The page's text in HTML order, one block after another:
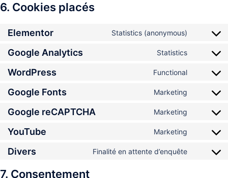
6. Cookies placés
Elementor Statistics (anonymous)
Consent
elementor
Google Analytics Statistics
Consent
google-
WordPress Functional
Consent
Google Fonts Marketing
Consent
google-
Google reCAPTCHA Marketing
Consent
google-
YouTube Marketing
Consent
Divers Finalité en attente d’enquête
Consent
7. Consentement